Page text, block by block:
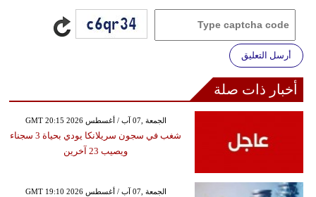
أرسل التعليق
أخبار ذات صلة
GMT 20:15 2026 الجمعة ,07 آب / أغسطس
شغب في سجون سريلانكا يودي بحياة 3 سجناء
ويصيب 23 آخرين
GMT 19:10 2026 الجمعة ,07 آب / أغسطس